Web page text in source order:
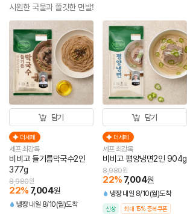
시원한 국물과 쫄깃한 면발!
담기
더세페
셰프 최강록
비비고 들기름막국수2인
377g
22% 7,004원
8,980원
냉장 내일 8/10(월)도착
담기
더세페
셰프 최강록
비비고 평양냉면2인 904g
22% 7,004원
8,980원
냉장 내일 8/10(월)도착
신상 최대 15% 중복쿠폰